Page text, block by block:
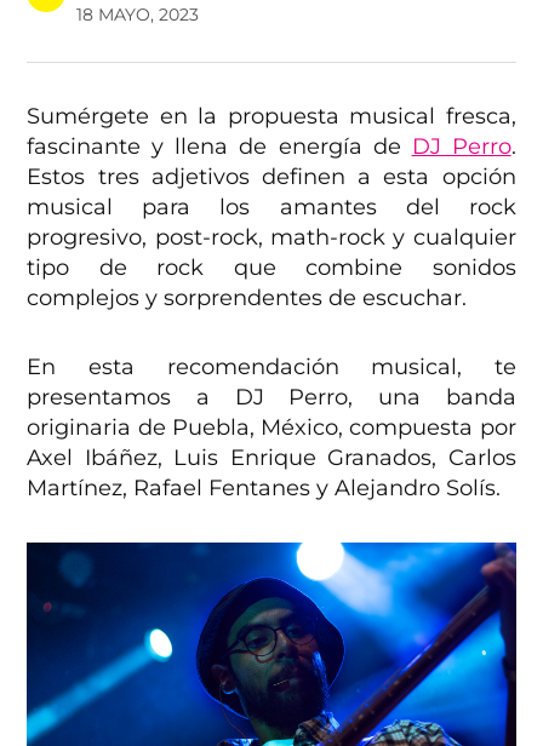
18 MAYO, 2023
Sumérgete en la propuesta musical fresca,
fascinante y llena de energía de DJ Perro.
Estos tres adjetivos definen a esta opción
musical para los amantes del rock
progresivo, post-rock, math-rock y cualquier
tipo de rock que combine sonidos
complejos y sorprendentes de escuchar.
En esta recomendación musical, te
presentamos a DJ Perro, una banda
originaria de Puebla, México, compuesta por
Axel Ibáñez, Luis Enrique Granados, Carlos
Martínez, Rafael Fentanes y Alejandro Solís.